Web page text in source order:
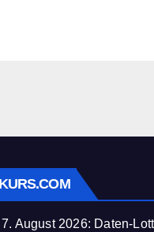
August 2026: Daten-